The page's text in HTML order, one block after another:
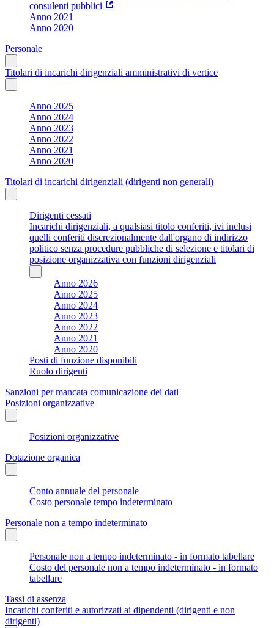
consulenti pubblici
Anno 2021
Anno 2020
Personale
Titolari di incarichi dirigenziali amministrativi di vertice
Anno 2025
Anno 2024
Anno 2023
Anno 2022
Anno 2021
Anno 2020
Titolari di incarichi dirigenziali (dirigenti non generali)
Dirigenti cessati
Incarichi dirigenziali, a qualsiasi titolo conferiti, ivi inclusi
quelli conferiti discrezionalmente dall'organo di indirizzo
politico senza procedure pubbliche di selezione e titolari di
posizione organizzativa con funzioni dirigenziali
Anno 2026
Anno 2025
Anno 2024
Anno 2023
Anno 2022
Anno 2021
Anno 2020
Posti di funzione disponibili
Ruolo dirigenti
Sanzioni per mancata comunicazione dei dati
Posizioni organizzative
Posizioni organizzative
Dotazione organica
Conto annuale del personale
Costo personale tempo indeterminato
Personale non a tempo indeterminato
Personale non a tempo indeterminato - in formato tabellare
Costo del personale non a tempo indeterminato - in formato
tabellare
Tassi di assenza
Incarichi conferiti e autorizzati ai dipendenti (dirigenti e non
dirigenti)